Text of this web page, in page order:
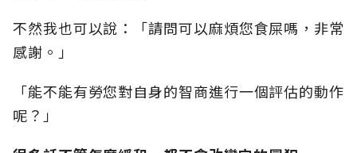
不然我也可以說：「請問可以麻煩您食屎嗎，非常
感謝。」
「能不能有勞您對自身的智商進行一個評估的動作
呢？」